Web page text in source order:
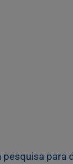
para